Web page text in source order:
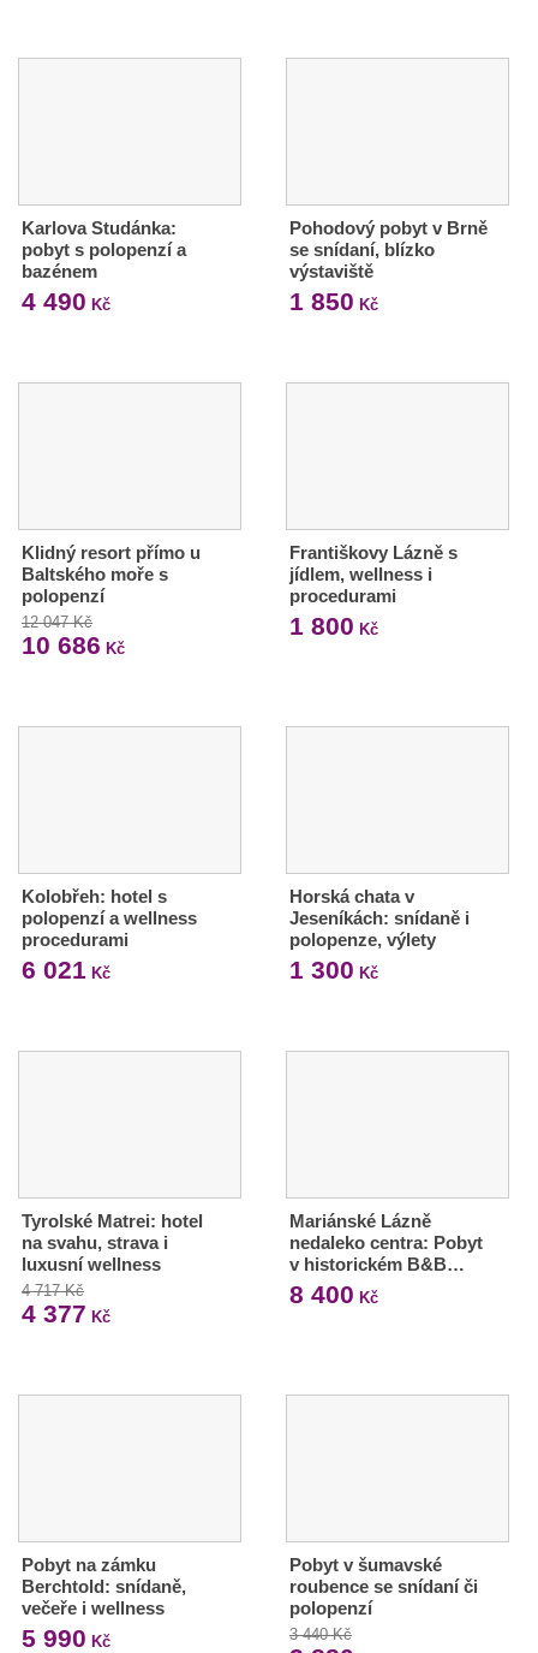
Karlova Studánka:
pobyt s polopenzí a
bazénem
4 490 Kč
Pohodový pobyt v Brně
se snídaní, blízko
výstaviště
1 850 Kč
Klidný resort přímo u
Baltského moře s
polopenzí
12 047 Kč
10 686 Kč
Františkovy Lázně s
jídlem, wellness i
procedurami
1 800 Kč
Kolobřeh: hotel s
polopenzí a wellness
procedurami
6 021 Kč
Horská chata v
Jeseníkách: snídaně i
polopenze, výlety
1 300 Kč
Tyrolské Matrei: hotel
na svahu, strava i
luxusní wellness
4 717 Kč
4 377 Kč
Mariánské Lázně
nedaleko centra: Pobyt
v historickém B&B…
8 400 Kč
Pobyt na zámku
Berchtold: snídaně,
večeře i wellness
5 990 Kč
Pobyt v šumavské
roubence se snídaní či
polopenzí
3 440 Kč